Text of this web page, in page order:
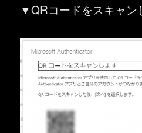
▼QRコードをスキャン